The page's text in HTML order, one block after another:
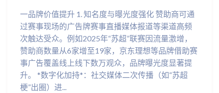
一品牌价值提升 1. 知名度与曝光度强化 赞助商可通
过赛事现场的广告牌赛事直播媒体报道等渠道高频
次触达受众。例如2025年“苏超”联赛因流量激增，
赞助商数量从6家增至19家，京东理想等品牌借助赛
事广告覆盖线上线下数万观众，品牌曝光度显著提
升。 *数字化加持*：社交媒体二次传播（如“苏超
梗”出圈）进...